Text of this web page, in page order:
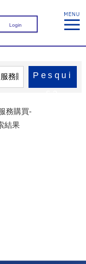
Login
Pesqui
務購買-
結果